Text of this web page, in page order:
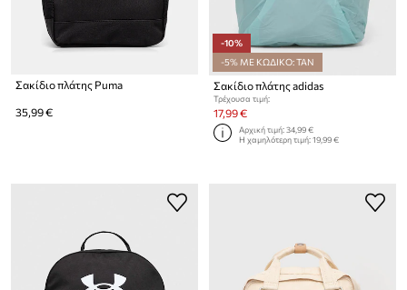
Σακίδιο πλάτης Puma
35,99 €
-10%
-5% ΜΕ ΚΩΔΙΚΟ: TAN
Σακίδιο πλάτης adidas
Τρέχουσα τιμή:
17,99 €
Αρχική τιμή:34,99 €
Η χαμηλότερη τιμή:19,99 €